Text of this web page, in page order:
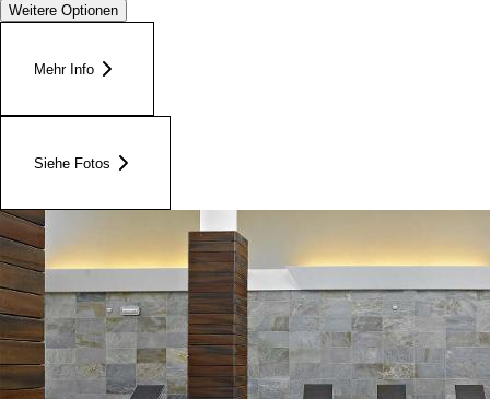
Weitere Optionen
Mehr Info
Siehe Fotos